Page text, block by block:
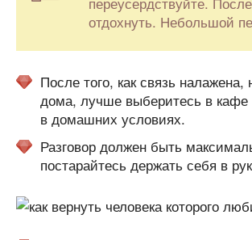
отдохнуть. Небольшой
После того, как связь
дома, лучше выберитесь в кафе
в домашних условиях.
Разговор должен быть
постарайтесь держать себя в